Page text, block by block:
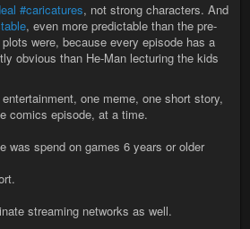
#caricatures, not strong characters. And
, even more predictable than the pre-
plots were, because every episode has a
obvious than He-Man lecturing the kids
one meme, one short story,
comics episode, at a time.
was spend on games 6 years or older
streaming networks as well.